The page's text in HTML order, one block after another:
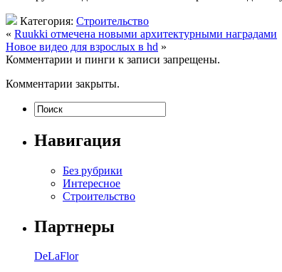
Категория: Строительство
« Ruukki отмечена новыми архитектурными наградами
Новое видео для взрослых в hd »
Комментарии и пинги к записи запрещены.
Комментарии закрыты.
Навигация
Без рубрики
Интересное
Строительство
Партнеры
DeLaFlor